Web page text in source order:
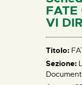
CHI
NEWS
ELISA
FATE
VI
Titolo:
Sezione: